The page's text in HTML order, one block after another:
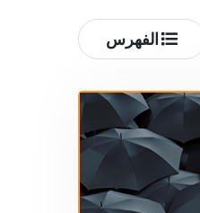
الفهرس